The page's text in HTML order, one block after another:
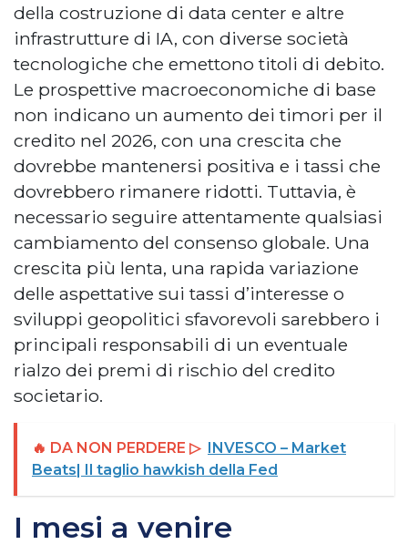
della costruzione di data center e altre
infrastrutture di IA, con diverse società
tecnologiche che emettono titoli di debito.
Le prospettive macroeconomiche di base
non indicano un aumento dei timori per il
credito nel 2026, con una crescita che
dovrebbe mantenersi positiva e i tassi che
dovrebbero rimanere ridotti. Tuttavia, è
necessario seguire attentamente qualsiasi
cambiamento del consenso globale. Una
crescita più lenta, una rapida variazione
delle aspettative sui tassi d’interesse o
sviluppi geopolitici sfavorevoli sarebbero i
principali responsabili di un eventuale
rialzo dei premi di rischio del credito
societario.
🔥 DA NON PERDERE ▷
INVESCO – Market
Beats| Il taglio hawkish della Fed
I mesi a venire